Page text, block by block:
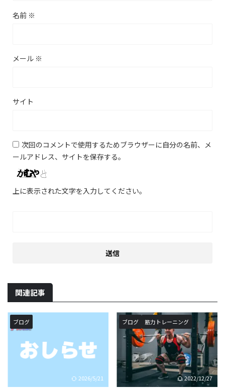
名前 ※
メール ※
サイト
次回のコメントで使用するためブラウザーに自分の名前、メ
ールアドレス、サイトを保存する。
上に表示された文字を入力してください。
関連記事
ブログ
2026/5/21
ブログ 筋力トレーニング
2022/12/27